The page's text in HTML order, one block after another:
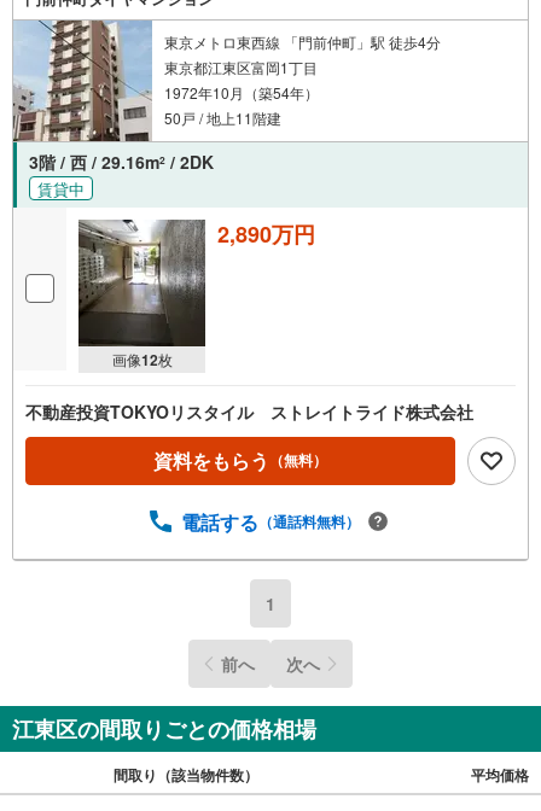
東京メトロ東西線 「門前仲町」駅 徒歩4分
東京都江東区富岡1丁目
1972年10月（築54年）
50戸 / 地上11階建
3階 / 西 / 29.16m2 / 2DK
賃貸中
画像12枚
2,890万円
不動産投資TOKYOリスタイル ストレイトライド株式会社
資料をもらう （無料）
電話する （通話料無料）
1
前へ 次へ
江東区の間取りごとの価格相場
間取り（該当物件数） 平均価格